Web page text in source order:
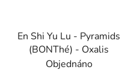
En Shi Yu Lu - Pyramids
(BONThé) - Oxalis
Objednáno